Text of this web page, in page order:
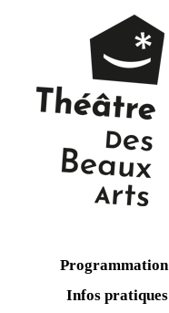
Programmation
Infos pratiques